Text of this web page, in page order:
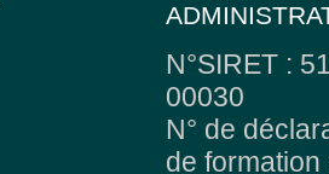
N°SIRET :
00030
N° de
de formation